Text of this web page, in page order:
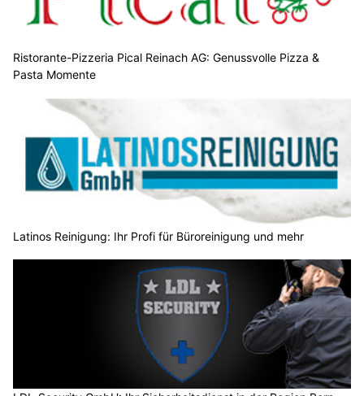
Ristorante-Pizzeria Pical Reinach AG: Genussvolle Pizza &
Pasta Momente
Latinos Reinigung: Ihr Profi für Büroreinigung und mehr